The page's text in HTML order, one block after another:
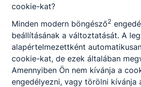
cookie-kat?
Minden modern böngésző2
beállításának a változtatását. A
alapértelmezettként
cookie-kat, de ezek általában
Amennyiben Ön nem kívánja a
engedélyezni, vagy törölni kívánja